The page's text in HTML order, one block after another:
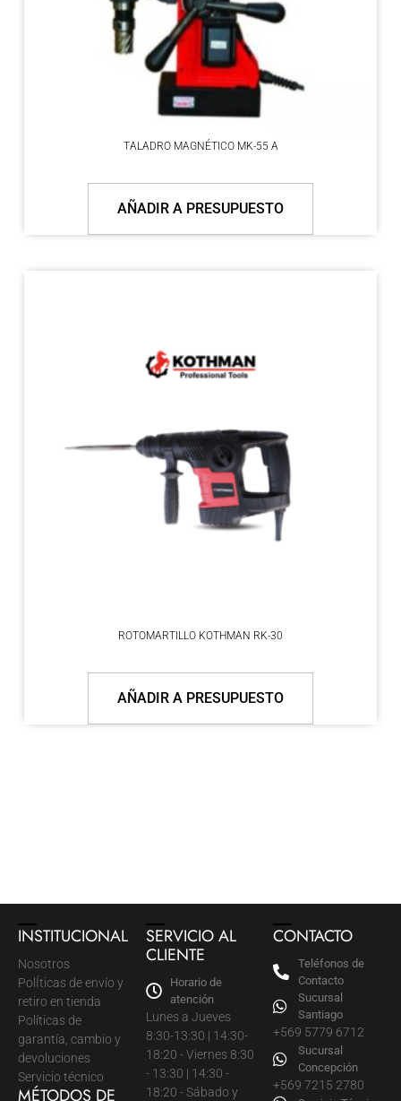
TALADRO MAGNÉTICO MK-55 A
AÑADIR A PRESUPUESTO
ROTOMARTILLO KOTHMAN RK-30
AÑADIR A PRESUPUESTO
INSTITUCIONAL
Nosotros
PolÍticas de envío y
retiro en tienda
Políticas de
garantía, cambio y
devoluciones
Servicio técnico
MÉTODOS DE
SERVICIO AL
CLIENTE
Horario de
atención
Lunes a Jueves
8:30-13:30 | 14:30-
18:20 - Viernes 8:30
- 13:30 | 14:30 -
18:20 - Sábado y
CONTACTO
Teléfonos de
Contacto
Sucursal
Santiago
+569 5779 6712
Sucursal
Concepción
+569 7215 2780